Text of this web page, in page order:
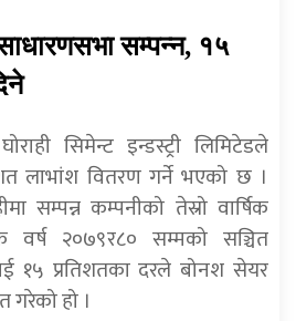
सम्पन्न, १५
सिमेन्ट इन्डस्ट्री लिमिटेडले
लाभांश वितरण गर्ने भएको छ ।
सम्पन्न कम्पनीको तेस्रो वार्षिक
वर्ष २०७९र८० सम्मको सञ्चित
१५ प्रतिशतका दरले बोनश सेयर
गरेको हो ।